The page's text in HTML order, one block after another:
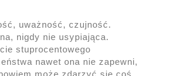
uważność, czujność.
nigdy nie usypiająca.
stuprocentowego
nawet ona nie zapewni,